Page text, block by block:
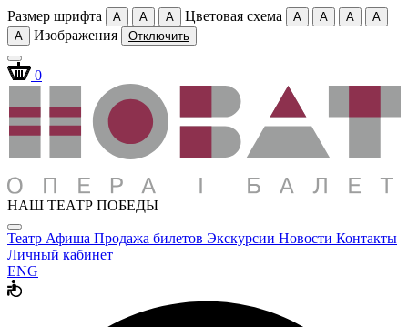
Размер шрифта A A A Цветовая схема A A A
A
A
Изображения Отключить
0
НАШ ТЕАТР ПОБЕДЫ
Театр Афиша Продажа билетов Экскурсии Новости Контакты
Личный кабинет
ENG